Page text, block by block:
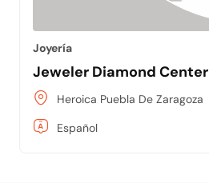
Joyería
Jeweler Diamond Center
Heroica Puebla De Zaragoza
Español